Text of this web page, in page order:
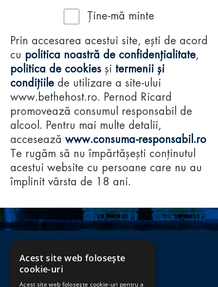
Ține-mă minte
Prin accesarea acestui site, ești de acord
cu politica noastră de confidențialitate,
politica de cookies și termenii și
condițiile de utilizare a site-ului
www.bethehost.ro. Pernod Ricard
promovează consumul responsabil de
alcool. Pentru mai multe detalii,
accesează www.consuma-responsabil.ro
Te rugăm să nu împărtășești conținutul
acestui website cu persoane care nu au
împlinit vârsta de 18 ani.
Acest site web folosește
cookie-uri
Acest site web folosește cookie-uri pentru a